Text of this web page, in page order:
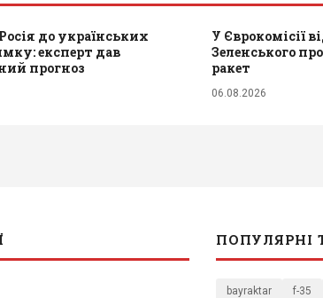
до українських
експерт дав
прогноз
У Єврокомісії
Зеленського
ракет
06.08.2026
ПОПУЛЯРНІ
bayraktar f-35